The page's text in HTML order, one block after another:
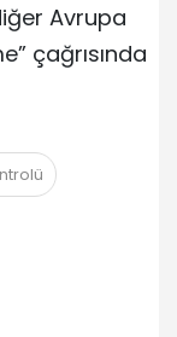
Avrupa
çağrısında